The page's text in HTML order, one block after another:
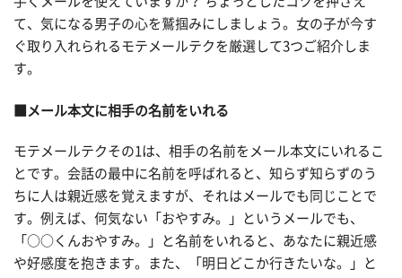
て、気になる男子の心を鷲掴みにしましょう。女の子が今す
ぐ取り入れられるモテメールテクを厳選して3つご紹介しま
す。
■メール本文に相手の名前をいれる
モテメールテクその1は、相手の名前をメール本文にいれるこ
とです。会話の最中に名前を呼ばれると、知らず知らずのう
ちに人は親近感を覚えますが、それはメールでも同じことで
す。例えば、何気ない「おやすみ。」というメールでも、
「○○くんおやすみ。」と名前をいれると、あなたに親近感
や好感度を抱きます。また、「明日どこか行きたいな。」と